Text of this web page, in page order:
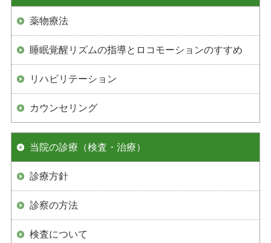
薬物療法
睡眠覚醒リズムの指導とロコモーションのすすめ
リハビリテーション
カウンセリング
当院の診療（検査・治療）
診療方針
診察の方法
検査について